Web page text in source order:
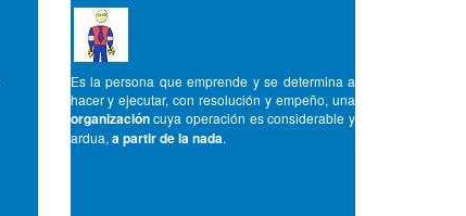
Es la persona que emprende y se determina a
hacer y ejecutar, con resolución y empeño, una
organizacióncuya operación es considerable y
ardua, a partir de la nada.